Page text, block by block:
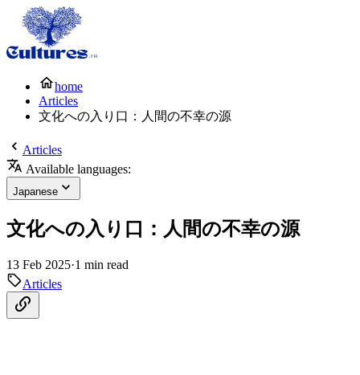
home
Articles
文化への入り口：人間の不幸の源
Articles
Available languages:
Japanese
文化への入り口：人間の不幸の源
13 Feb 2025·1 min read
Articles